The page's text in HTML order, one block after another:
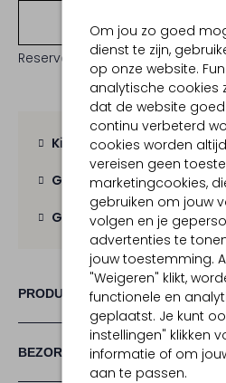
Om jou zo goed
dienst te zijn,
op onze website.
analytische cookies
dat de website goed
continu verbeterd
cookies worden
vereisen geen
marketingcookies,
gebruiken om jouw
volgen en je
advertenties te
jouw toestemming.
"Weigeren" klikt,
functionele en
geplaatst. Je kunt
instellingen" klikken
informatie of om
aan te passen.
Bekijk
Reserveer direct in een van
Kies zelf je bezorgmoment
Gratis verzendingvanaf €
Gratis retourbinnen 30
PRODUCT INFORMATIE
BEZORGEN & RETOURNEREN